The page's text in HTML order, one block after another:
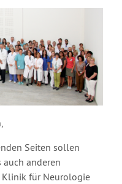
Seiten sollen
auch anderen
Klinik für Neurologie